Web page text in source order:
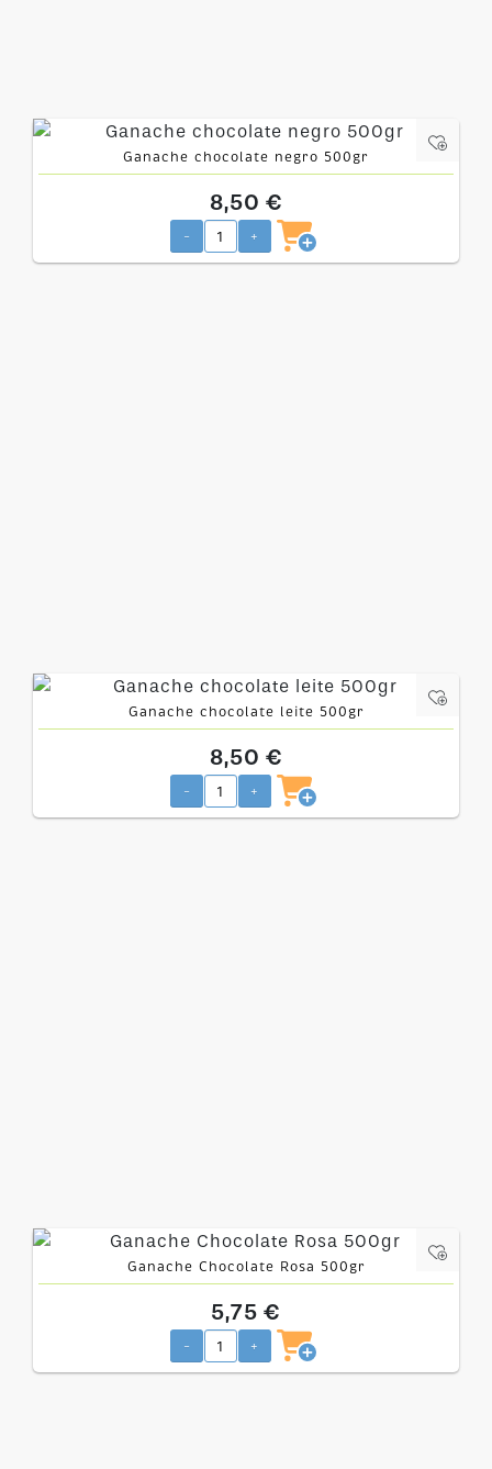
Ganache chocolate negro 500gr
8,50 €
- +
Ganache chocolate leite 500gr
8,50 €
- +
Ganache Chocolate Rosa 500gr
5,75 €
- +